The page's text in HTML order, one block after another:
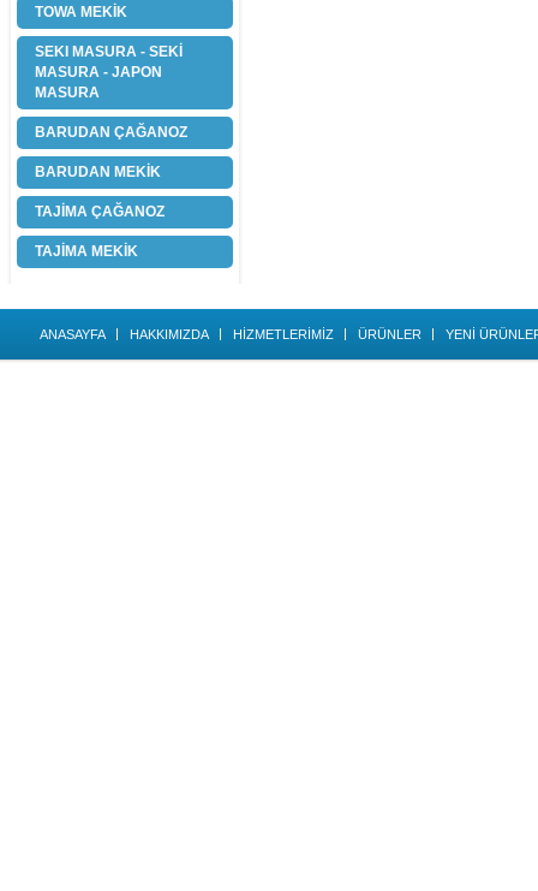
TOWA MEKİK
SEKI MASURA - SEKİ
MASURA - JAPON
MASURA
BARUDAN ÇAĞANOZ
BARUDAN MEKİK
TAJİMA ÇAĞANOZ
TAJİMA MEKİK
ANASAYFA HAKKIMIZDA HİZMETLERİMİZ ÜRÜNLER YENİ